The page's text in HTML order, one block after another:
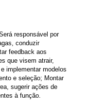
responsável por
conduzir
feedback aos
que visem atrair,
implementar modelos
e seleção; Montar
sugerir ações de
à função.